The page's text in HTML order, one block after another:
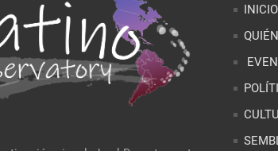
INICIO